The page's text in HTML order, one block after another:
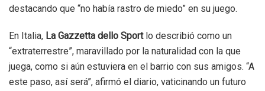
destacando que “no había rastro de miedo” en su juego.
En Italia, La Gazzetta dello Sportlo describió como un
“extraterrestre”, maravillado por la naturalidad con la que
juega, como si aún estuviera en el barrio con sus amigos. “A
este paso, así será”, afirmó el diario, vaticinando un futuro